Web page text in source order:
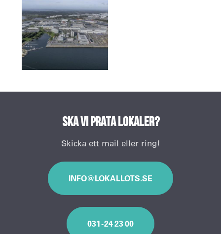
Ska vi prata lokaler?
Skicka ett mail eller ring!
INFO@LOKALLOTS.SE
031 - 24 23 00